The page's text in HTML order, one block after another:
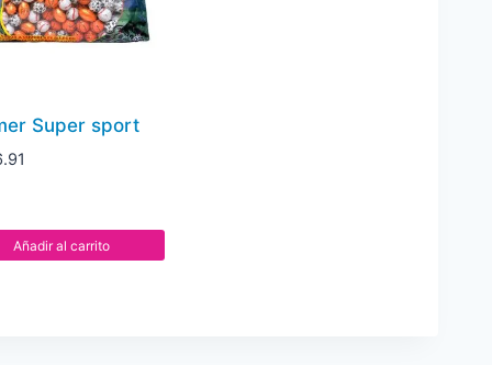
Super sport
Añadir al carrito